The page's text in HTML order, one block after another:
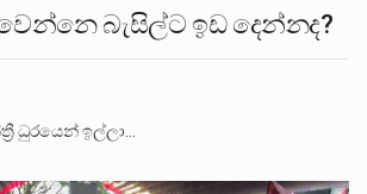
බැසිල්ට ඉඩ දෙන්නද?
ධුරයෙන් ඉල්ලා…